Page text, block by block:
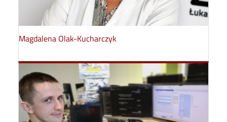
Magdalena Olak-Kucharczyk